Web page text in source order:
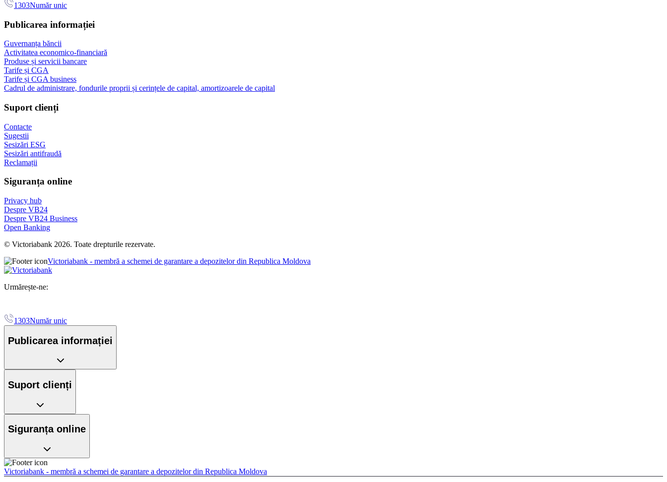
1303Număr unic
Publicarea informației
Guvernanța băncii
Activitatea economico-financiară
Produse și servicii bancare
Tarife și CGA
Tarife și CGA business
Cadrul de administrare, fondurile proprii și cerințele de capital, amortizoarele de capital
Suport clienți
Contacte
Sugestii
Sesizări ESG
Sesizări antifraudă
Reclamații
Siguranța online
Privacy hub
Despre VB24
Despre VB24 Business
Open Banking
© Victoriabank 2026. Toate drepturile rezervate.
Victoriabank - membră a schemei de garantare a depozitelor din Republica Moldova
Urmărește-ne:
1303Număr unic
Publicarea informației
Suport clienți
Siguranța online
Victoriabank - membră a schemei de garantare a depozitelor din Republica Moldova